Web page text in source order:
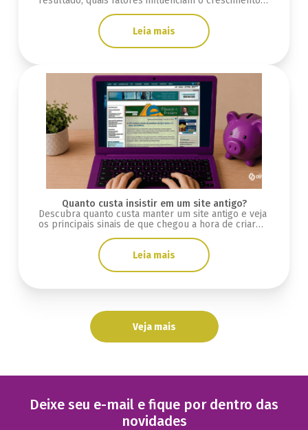
Leia mais
Quanto custa insistir em um site antigo?
Descubra quanto custa manter um site antigo e veja
os principais sinais de que chegou a hora de criar
Leia mais
Veja mais
Deixe seu e-mail e fique por dentro das
novidades